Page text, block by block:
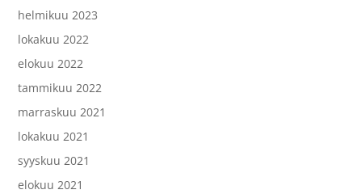
helmikuu 2023
lokakuu 2022
elokuu 2022
tammikuu 2022
marraskuu 2021
lokakuu 2021
syyskuu 2021
elokuu 2021